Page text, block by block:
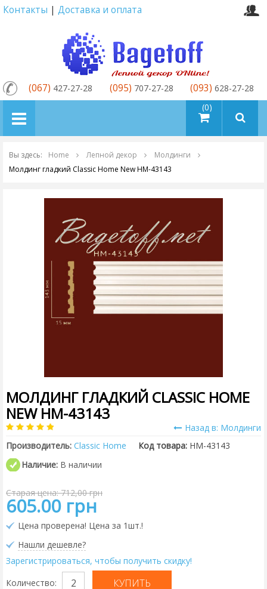
Контакты | Доставка и оплата
товаров (0)
(067) 427-27-28 (095) 707-27-28 (093) 628-27-28
Вы здесь: Home Лепной декор
Молдинги
Молдинг гладкий Classic Home New HM-43143
МОЛДИНГ ГЛАДКИЙ CLASSIC HOME
NEW HM-43143
Назад в: Молдинги
Производитель: Classic Home Код товара: HM-43143
Наличие: В наличии
Старая цена: 712,00 грн
605.00 грн
Цена проверена! Цена за 1шт.!
Нашли дешевле?
Зарегистрироваться, чтобы получить скидку!
Количество: